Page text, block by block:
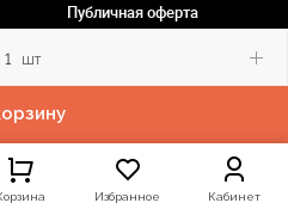
шт
Публичная оферта
Избранное Кабинет